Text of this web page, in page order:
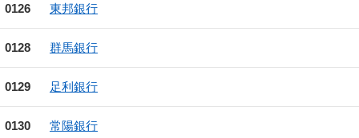
0126 東邦銀行
0128 群馬銀行
0129 足利銀行
0130 常陽銀行